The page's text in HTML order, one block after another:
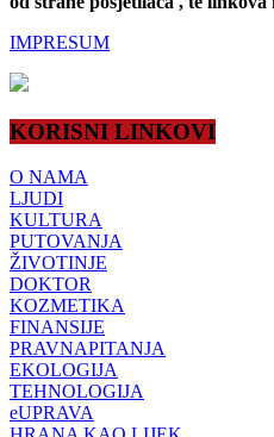
IMPRESUM
KORISNI LINKOVI
O NAMA
LJUDI
KULTURA
PUTOVANJA
ŽIVOTINJE
DOKTOR
KOZMETIKA
FINANSIJE
PRAVNAPITANJA
EKOLOGIJA
TEHNOLOGIJA
eUPRAVA